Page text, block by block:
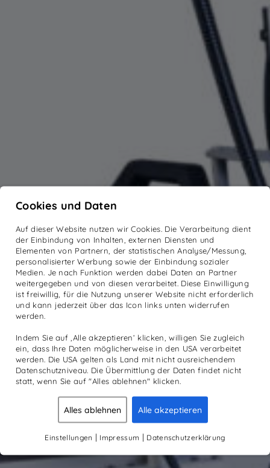
Cookies und Daten
Auf dieser Website nutzen wir Cookies. Die Verarbeitung dient
der Einbindung von Inhalten, externen Diensten und
Elementen von Partnern, der statistischen Analyse/Messung,
personalisierter Werbung sowie der Einbindung sozialer
Medien. Je nach Funktion werden dabei Daten an Partner
weitergegeben und von diesen verarbeitet. Diese Einwilligung
ist freiwillig, für die Nutzung unserer Website nicht erforderlich
und kann jederzeit über das Icon links unten widerrufen
werden.
Indem Sie auf ‚Alle akzeptieren‘ klicken, willigen Sie zugleich
ein, dass Ihre Daten möglicherweise in den USA verarbeitet
werden. Die USA gelten als Land mit nicht ausreichendem
Datenschutzniveau. Die Übermittlung der Daten findet nicht
statt, wenn Sie auf "Alles ablehnen" klicken.
Alles ablehnen Alle akzeptieren
Einstellungen | Impressum | Datenschutzerklärung